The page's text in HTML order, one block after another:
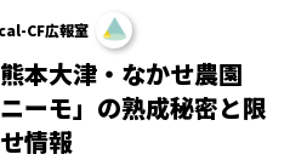
CF広報室
本大津・なかせ農園
ニーモ」の熟成秘密と限
情報